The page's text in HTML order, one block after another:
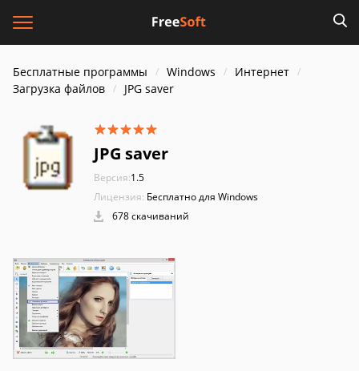
Бесплатные программы Windows
Интернет
Загрузка файлов
JPG saver
JPG saver
Версия:1.5
Лицензия: Бесплатно для Windows
678 скачиваний